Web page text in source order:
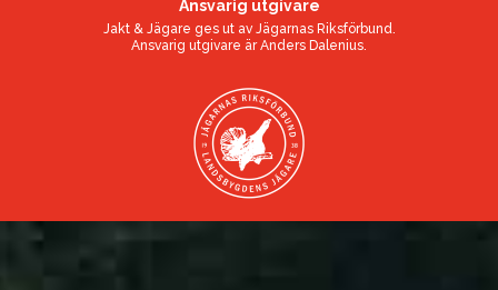
Ansvarig utgivare
Jakt & Jägare ges ut av Jägarnas Riksförbund
Ansvarig utgivare ärAnders Dalenius